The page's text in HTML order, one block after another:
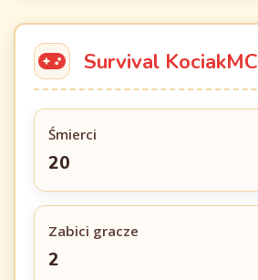
Survival KociakMC
Śmierci
20
Zabici gracze
2